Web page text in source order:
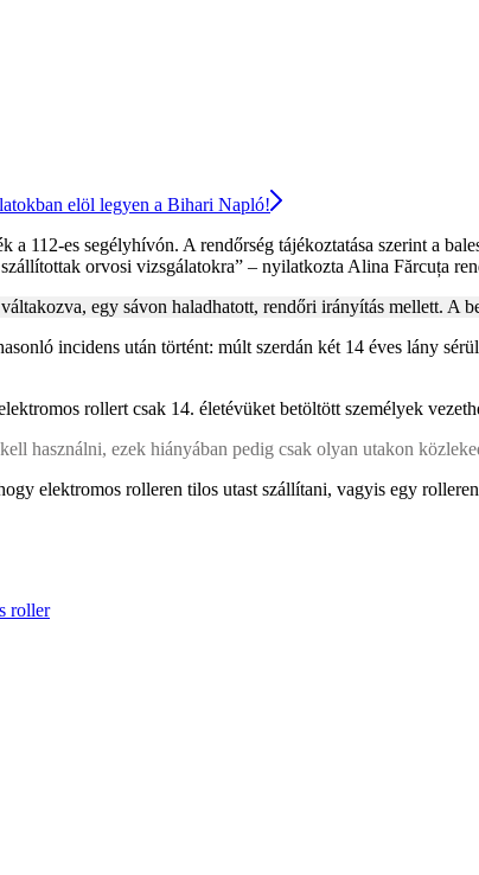
elöl legyen a Bihari Napló!
a 112-es segélyhívón. A rendőrség tájékoztatása szerint a
orvosi vizsgálatokra” – nyilatkozta Alina Fărcuța
egy sávon haladhatott, rendőri irányítás mellett. A
incidens után történt: múlt szerdán két 14 éves lány
rollert csak 14. életévüket betöltött személyek
használni, ezek hiányában pedig csak olyan utakon
elektromos rolleren tilos utast szállítani, vagyis egy
roller